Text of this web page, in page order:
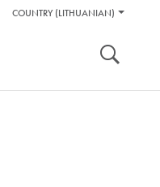
Pagalbos
COUNTRY (LITHUANIAN)